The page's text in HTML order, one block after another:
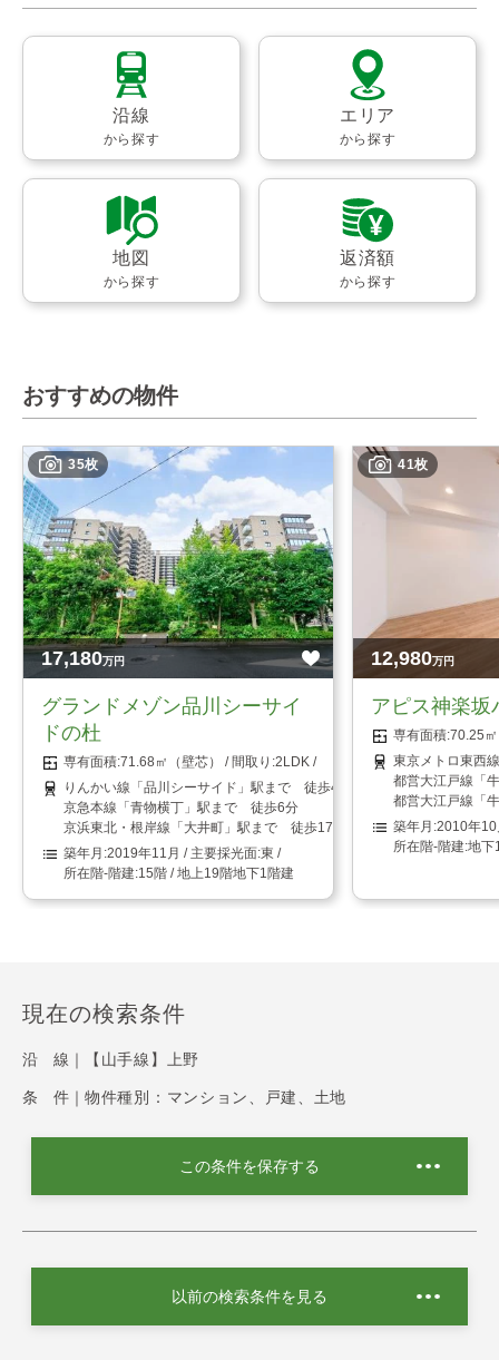
沿線
から探す
エリア
から探す
地図
から探す
返済額
から探す
おすすめの物件
35枚
17,180万円
グランドメゾン品川シーサイ
ドの杜
71.68㎡（壁芯）
2LDK
りんかい線「品川シーサイド」駅まで 徒歩4分
京急本線「青物横丁」駅まで 徒歩6分
京浜東北・根岸線「大井町」駅まで 徒歩17分
2019年11月
東
15階 / 地上19階地下1階建
41枚
12,980万円
アピス神楽坂
70.25
東京メトロ東西
都営大江戸線「
都営大江戸線「
2010年10
地下
現在の検索条件
沿 線｜ 【山手線】上野
条 件｜ 物件種別：マンション、戸建、土地
この条件を保存する
以前の検索条件を見る